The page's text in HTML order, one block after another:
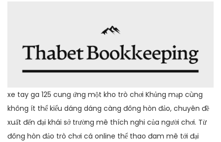
xe tay ga 125 cung ứng một kho trò chơi Khủng mạp cùng
không ít thể kiểu dáng dáng càng đông hòn đảo, chuyên đề
xuất đến đại khái sở trường mê thích nghi của người chơi. Từ
đông hòn đảo trò chơi cá online thể thao đam mê tới đại